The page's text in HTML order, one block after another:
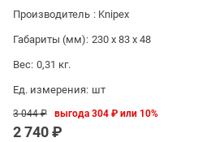
Производитель : Knipex
Габариты (мм): 230 x 83 x 48
Вес: 0,31 кг.
Ед. измерения: шт
3 044 ₽
2 740 ₽
выгода304 ₽ или 10%